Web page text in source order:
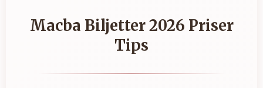
Macba Biljetter 2026 Priser
Tips